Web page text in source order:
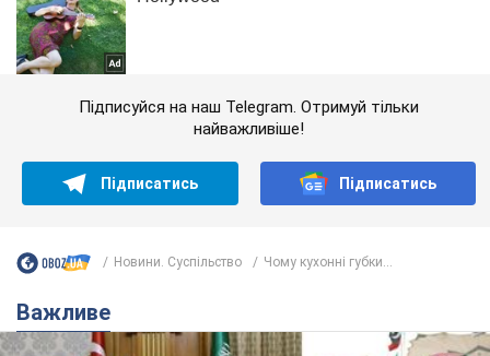
Підписуйся на наш Telegram. Отримуй тільки
найважливіше!
Підписатись Підписатись
Новини. Суспільство Чому кухонні губки...
Важливе